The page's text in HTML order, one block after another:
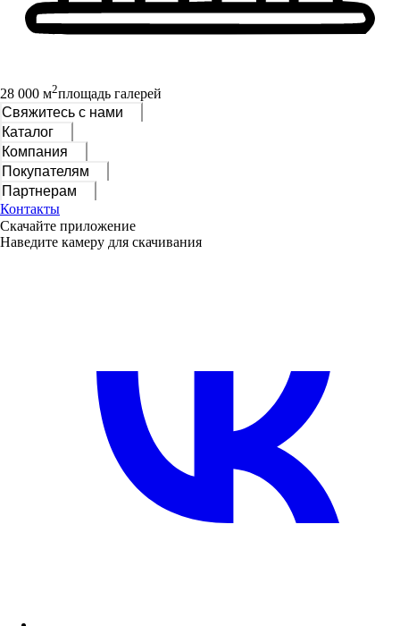
28 000 м2площадь галерей
Свяжитесь с нами
Каталог
Компания
Покупателям
Партнерам
Контакты
Скачайте приложение
Наведите камеру для скачивания